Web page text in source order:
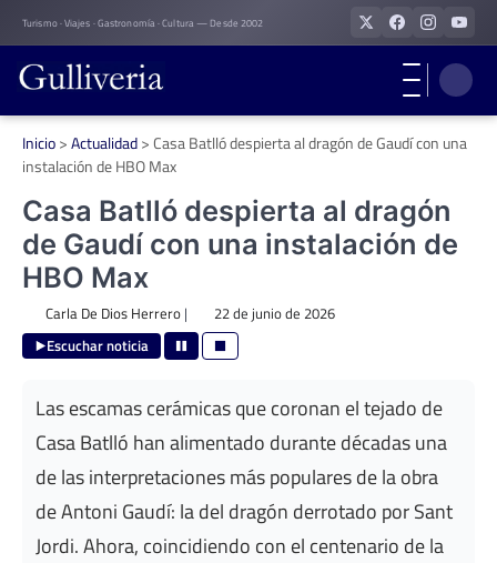
Skip
to
content
Turismo · Viajes · Gastronomía · Cultura — Desde 2002
Inicio>Actualidad>Casa Batlló despierta al dragón de Gaudí con una
instalación de HBO Max
Casa Batlló despierta al dragón
de Gaudí con una instalación de
HBO Max
Carla De Dios Herrero| 22 de junio de 2026
Escuchar noticia
Las escamas cerámicas que coronan el tejado de
Casa Batlló han alimentado durante décadas una
de las interpretaciones más populares de la obra
de Antoni Gaudí: la del dragón derrotado por Sant
Jordi. Ahora, coincidiendo con el centenario de la